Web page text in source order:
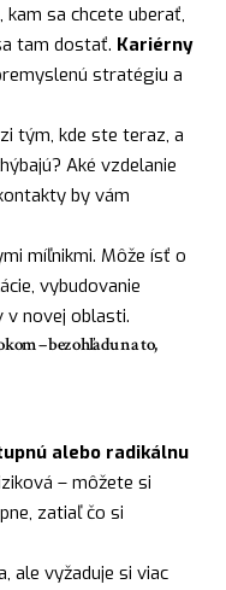
sa chcete uberať,
tam dostať. Kariérny
stratégiu a
tým, kde ste teraz, a
Aké vzdelanie
by vám
míľnikmi. Môže ísť o
vybudovanie
novej oblasti.
– bez ohľadu na to,
alebo radikálnu
– môžete si
zatiaľ čo si
ale vyžaduje si viac